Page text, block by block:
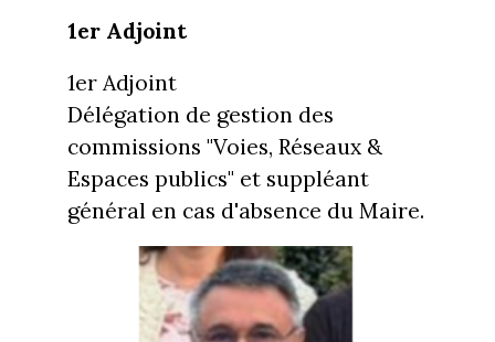
1er Adjoint
1er Adjoint
Délégation de gestion des
commissions "Voies, Réseaux &
Espaces publics" et suppléant
général en cas d'absence du Maire.